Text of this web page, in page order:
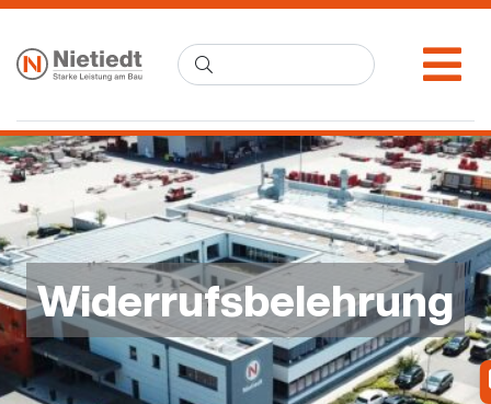
Widerrufsbelehrung